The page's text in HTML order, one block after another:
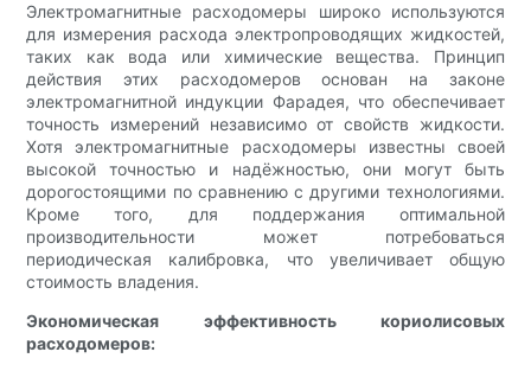
Электромагнитные расходомеры широко используются
для измерения расхода электропроводящих жидкостей,
таких как вода или химические вещества. Принцип
действия этих расходомеров основан на законе
электромагнитной индукции Фарадея, что обеспечивает
точность измерений независимо от свойств жидкости.
Хотя электромагнитные расходомеры известны своей
высокой точностью и надёжностью, они могут быть
дорогостоящими по сравнению с другими технологиями.
Кроме того, для поддержания оптимальной
производительности может потребоваться
периодическая калибровка, что увеличивает общую
стоимость владения.
Экономическая эффективность кориолисовых
расходомеров: